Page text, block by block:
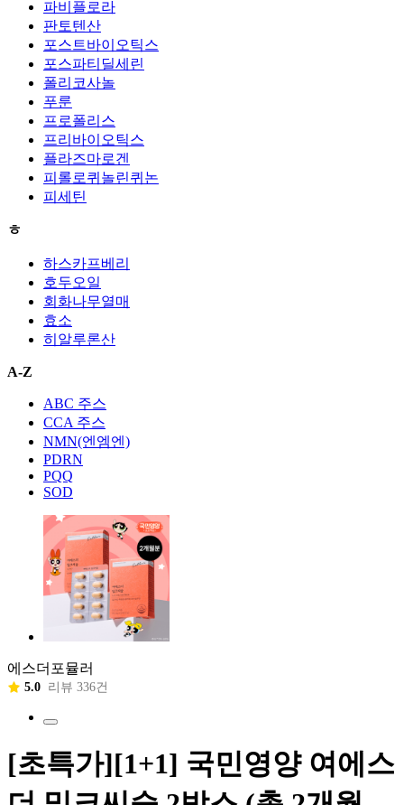
파비플로라
판토텐산
포스트바이오틱스
포스파티딜세린
폴리코사놀
푸룬
프로폴리스
프리바이오틱스
플라즈마로겐
피롤로퀴놀린퀴논
피세틴
ㅎ
하스카프베리
호두오일
회화나무열매
효소
히알루론산
A-Z
ABC 주스
CCA 주스
NMN(엔엠엔)
PDRN
PQQ
SOD
에스더포뮬러
5.0 리뷰 336건
[초특가][1+1] 국민영양 여에스